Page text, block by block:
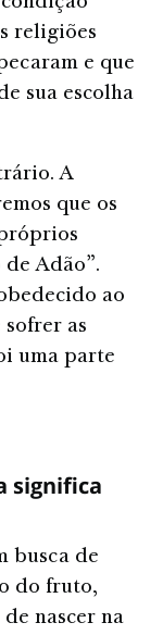
religiões
e que
sua escolha
A
que os
Adão”.
ao
as
uma parte
significa
busca de
do fruto,
nascer na